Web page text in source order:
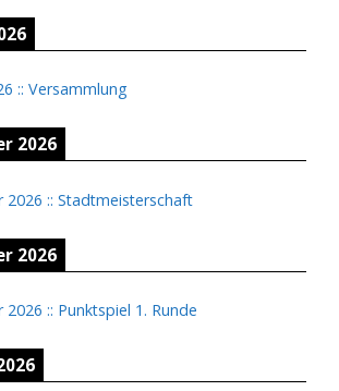
:: Versammlung
2026
2026 :: Stadtmeisterschaft
2026
2026 :: Punktspiel 1. Runde